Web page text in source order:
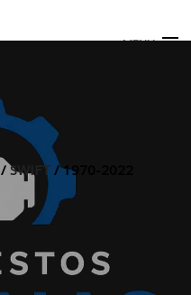
MENU
/SWIFT/ 1970-2022